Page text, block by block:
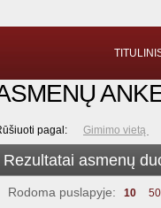
pagal: Gimimo vietą
Rezultatai asmenų
Rodoma puslapyje: 10 50